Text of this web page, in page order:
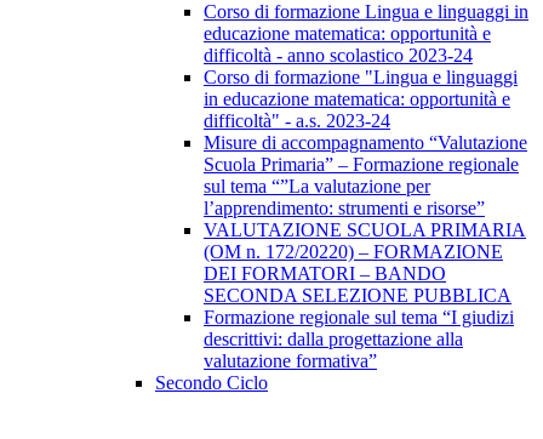
Corso di formazione Lingua e linguaggi in
educazione matematica: opportunità e
difficoltà - anno scolastico 2023-24
Corso di formazione "Lingua e linguaggi
in educazione matematica: opportunità e
difficoltà" - a.s. 2023-24
Misure di accompagnamento “Valutazione
Scuola Primaria” – Formazione regionale
sul tema “”La valutazione per
l’apprendimento: strumenti e risorse”
VALUTAZIONE SCUOLA PRIMARIA
(OM n. 172/20220) – FORMAZIONE
DEI FORMATORI – BANDO
SECONDA SELEZIONE PUBBLICA
Formazione regionale sul tema “I giudizi
descrittivi: dalla progettazione alla
valutazione formativa”
Secondo Ciclo